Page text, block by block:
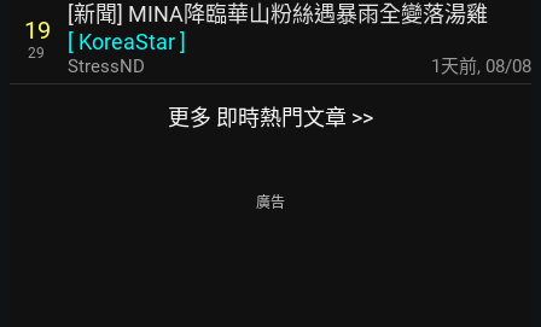
19
29
[新聞] MINA降臨華山粉絲遇暴雨全變落湯雞
[ KoreaStar]
StressND 1天前, 08/08
更多 即時熱門文章 >>
廣告